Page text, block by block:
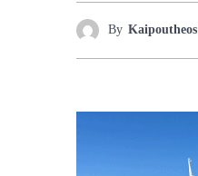
By Kaipoutheos